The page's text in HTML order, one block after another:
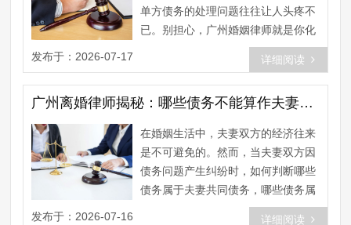
单方债务的处理问题往往让人头疼不
已。别担心，广州婚姻律师就是你化
解困境的得力助手。今天，我们就
发布于：2026-07-17 详细阅读
广州离婚律师揭秘：哪些债务不能算作夫妻共同债务？案例分析，深度解读
在婚姻生活中，夫妻双方的经济往来
是不可避免的。然而，当夫妻双方因
债务问题产生纠纷时，如何判断哪些
债务属于夫妻共同债务，哪些债务属
于个人债务，就成了一个棘手的问
发布于：2026-07-16 详细阅读